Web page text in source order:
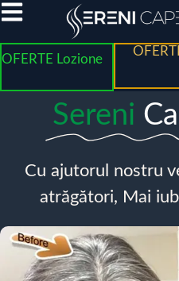
OFERTE Lozione
Sereni
Cu ajutorul nostru
atrăgători, Mai